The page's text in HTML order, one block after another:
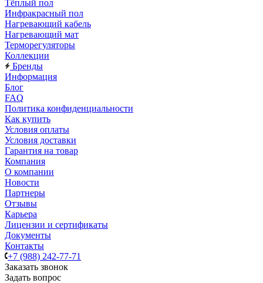
Тёплый пол
Инфракрасный пол
Нагревающий кабель
Нагревающий мат
Терморегуляторы
Коллекции
Бренды
Информация
Блог
FAQ
Политика конфиденциальности
Как купить
Условия оплаты
Условия доставки
Гарантия на товар
Компания
О компании
Новости
Партнеры
Отзывы
Карьера
Лицензии и сертификаты
Документы
Контакты
+7 (988) 242-77-71
Заказать звонок
Задать вопрос